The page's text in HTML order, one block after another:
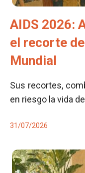
AIDS 2026:
el recorte
Mundial
Sus recortes,
en riesgo la vida
31/07/2026